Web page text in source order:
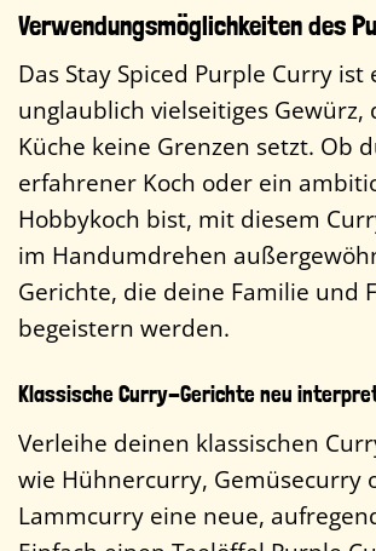
Verwendungsmöglichkeiten des
Das Stay Spiced Purple Curry ist
unglaublich vielseitiges Gewürz,
Küche keine Grenzen setzt. Ob
erfahrener Koch oder ein
Hobbykoch bist, mit diesem
im Handumdrehen
Gerichte, die deine Familie und
begeistern werden.
Klassische Curry-Gerichte neu
Verleihe deinen klassischen
wie Hühnercurry, Gemüsecurry
Lammcurry eine neue,